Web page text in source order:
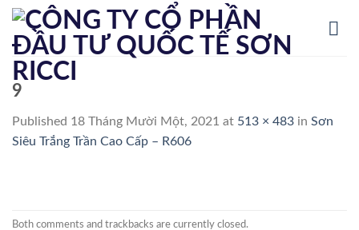
Skip
content
9
Published 18 Tháng Mười Một, 2021 at 513 × 483 in Sơn
Siêu Trắng Trần Cao Cấp – R606
Both comments and trackbacks are currently closed.